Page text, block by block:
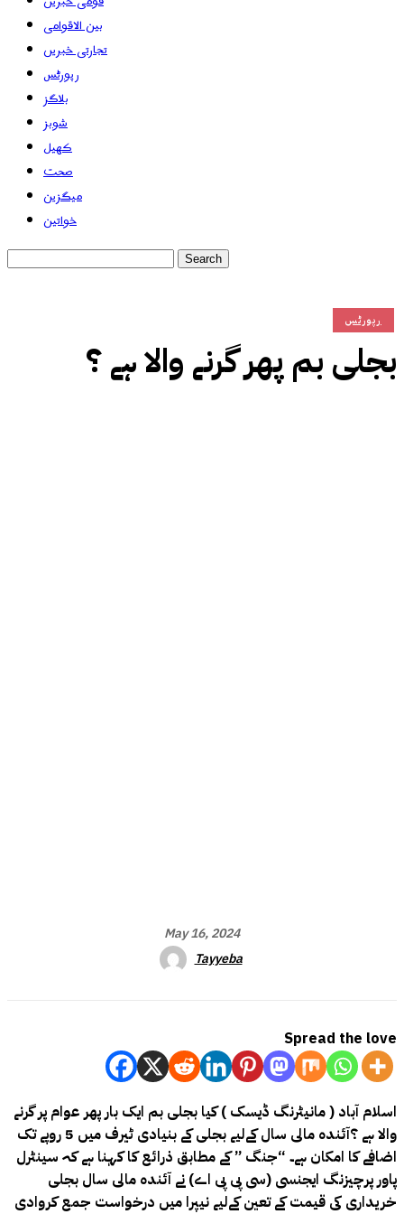
بین الاقوامی
تجارتی خبریں
رپورٹس
بلاگز
شوبز
کھیل
صحت
میگزین
خواتین
رپورٹس
بجلی بم پھر گرنے والا ہے ؟
May 16, 2024
Tayyeba
Spread the love
اسلام آباد ( مانیٹرنگ ڈیسک ) کیا بجلی بم ایک بار پھر عوام پر گرنے
والا ہے ؟
آئندہ مالی سال کےلیے بجلی کے بنیادی ٹیرف میں 5 روپے تک
اضافے کا امکان ہے۔ “جنگ ” کے مطابق ذرائع کا کہنا ہے کہ سینٹرل
پاور پرچیزنگ ایجنسی (سی پی پی اے) نے آئندہ مالی سال بجلی
خریداری کی قیمت کے تعین کےلیے نیپرا میں درخواست جمع کروادی